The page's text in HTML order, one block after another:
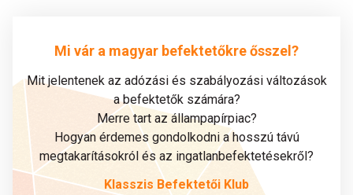
Mi vár a magyar befektetőkre ősszel?
Mit jelentenek az adózási és szabályozási változások
a befektetők számára?
Merre tart az állampapírpiac?
Hogyan érdemes gondolkodni a hosszú távú
megtakarításokról és az ingatlanbefektetésekről?
Klasszis Befektetői Klub